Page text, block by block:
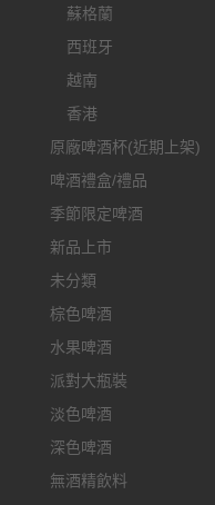
蘇格蘭
西班牙
越南
香港
原廠啤酒杯(近期上架)
啤酒禮盒/禮品
季節限定啤酒
新品上市
未分類
棕色啤酒
水果啤酒
派對大瓶裝
淡色啤酒
深色啤酒
無酒精飲料